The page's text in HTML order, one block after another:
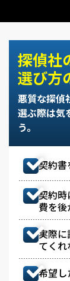
探偵社
選び方
悪質な探偵
選ぶ際は気
う。
契約書
契約時
費を後
実際に
てくれ
希望し